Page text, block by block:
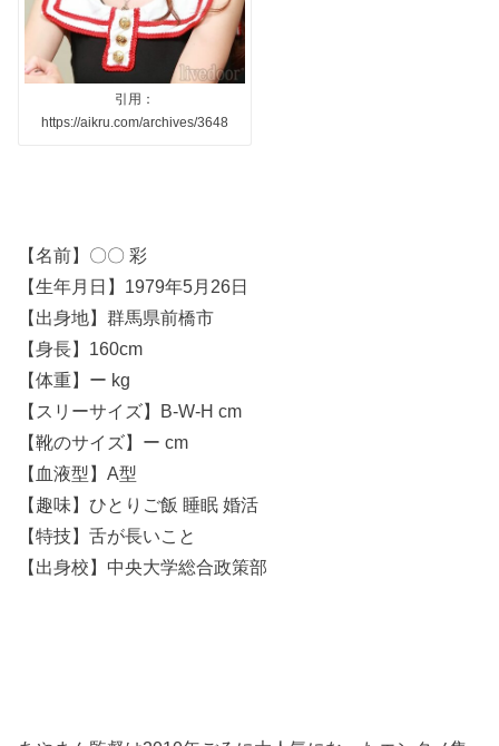
引用：
https://aikru.com/archives/3648
【名前】〇〇 彩
【生年月日】1979年5月26日
【出身地】群馬県前橋市
【身長】160cm
【体重】ー kg
【スリーサイズ】B-W-H cm
【靴のサイズ】ー cm
【血液型】A型
【趣味】ひとりご飯 睡眠 婚活
【特技】舌が長いこと
【出身校】中央大学総合政策部